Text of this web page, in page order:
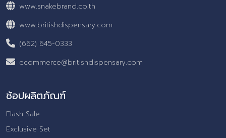
www.snakebrand.co.th
www.britishdispensary.com
(662) 645-0333
ecommerce@britishdispensary.com
ช้อปผลิตภัณฑ์
Flash Sale
Exclusive Set